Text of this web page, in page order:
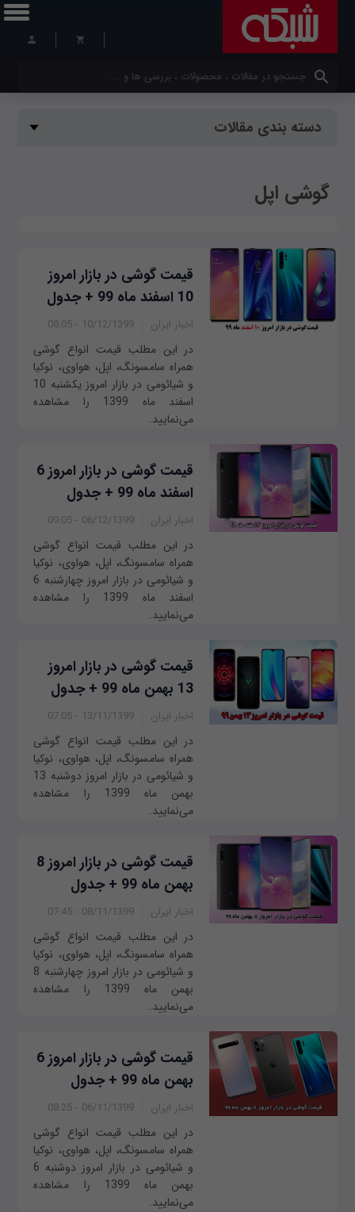
کلمات کلیدی خود را وارد کنید
دسته بندی مقالات
گوشی اپل
قیمت گوشی در بازار امروز
10 اسفند ماه 99 + جدول
اخبار ایران 10/12/1399 - 08:05
در این مطلب قیمت انواع گوشی
همراه سامسونگ، اپل، هواوی، نوکیا
و شیائومی در بازار امروز ‌‌یکشنبه 10
اسفند ماه 1399 را مشاهده
می‌نمایید.
قیمت گوشی در بازار امروز 6
اسفند ماه 99 + جدول
اخبار ایران 06/12/1399 - 09:05
در این مطلب قیمت انواع گوشی
همراه سامسونگ، اپل، هواوی، نوکیا
و شیائومی در بازار امروز چهار‌‌شنبه 6
اسفند ماه 1399 را مشاهده
می‌نمایید.
قیمت گوشی در بازار امروز
13 بهمن ماه 99 + جدول
اخبار ایران 13/11/1399 - 07:05
در این مطلب قیمت انواع گوشی
همراه سامسونگ، اپل، هواوی، نوکیا
و شیائومی در بازار امروز ‌‌‌دوشنبه 13
بهمن ماه 1399 را مشاهده
می‌نمایید.
قیمت گوشی در بازار امروز 8
بهمن ماه 99 + جدول
اخبار ایران 08/11/1399 - 07:45
در این مطلب قیمت انواع گوشی
همراه سامسونگ، اپل، هواوی، نوکیا
و شیائومی در بازار امروز چهار‌‌شنبه 8
بهمن ماه 1399 را مشاهده
می‌نمایید.
قیمت گوشی در بازار امروز 6
بهمن ماه 99 + جدول
اخبار ایران 06/11/1399 - 08:25
در این مطلب قیمت انواع گوشی
همراه سامسونگ، اپل، هواوی، نوکیا
و شیائومی در بازار امروز ‌دو‌شنبه 6
بهمن ماه 1399 را مشاهده
می‌نمایید.